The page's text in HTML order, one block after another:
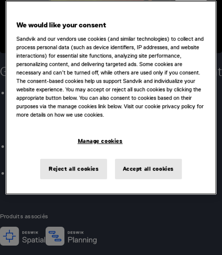
Générez les conceptions plus rapidement
Les métadonnées de conception (attribution) favorisent
l'automatisation des tâches, réduisent les erreurs et
rationalisent les processus en aval, y compris la
Générez rapidement des scénarios d'abattage et de
développement à l'aide de paramètres d'entrée.
Flux de travail de conception de bout en bout
Produits associés
We would like your consent
Sandvik and our vendors use cookies (and similar technologies) to collect and
process personal data (such as device identifiers, IP addresses, and website
interactions) for essential site functions, analyzing site performance,
personalizing content, and delivering targeted ads. Some cookies are
necessary and can’t be turned off, while others are used only if you consent.
The consent-based cookies help us support Sandvik and individualize your
website experience. You may accept or reject all such cookies by clicking the
appropriate button below. You can also consent to cookies based on their
purposes via the manage cookies link below. Visit our cookie privacy policy for
more details on how we use cookies.
Manage cookies
Reject all cookies Accept all cookies